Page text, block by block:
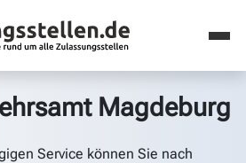
Magdeburg
Service können Sie nach